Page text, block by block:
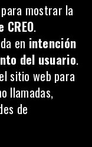
mostrar la
.
en intención
del usuario.
sitio web para
llamadas,
de